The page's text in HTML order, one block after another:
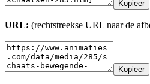
Kopieer
URL: (rechtstreekse URL naar de
Kopieer